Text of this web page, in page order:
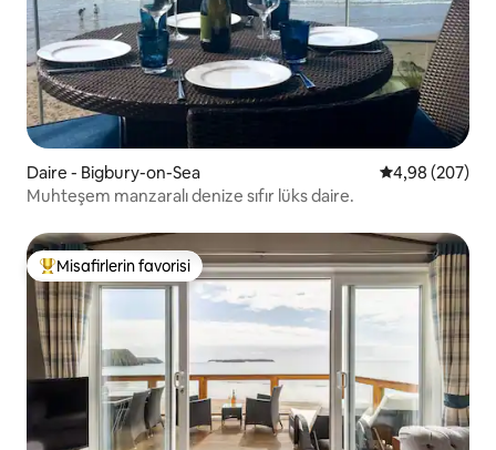
Daire - Bigbury-on-Sea 5 üzerinden
4,98 (207)
Muhteşem manzaralı denize sıfır lüks daire.
Misafirlerin favorilerinden en beğenilenler arasında
Misafirlerin favorisi